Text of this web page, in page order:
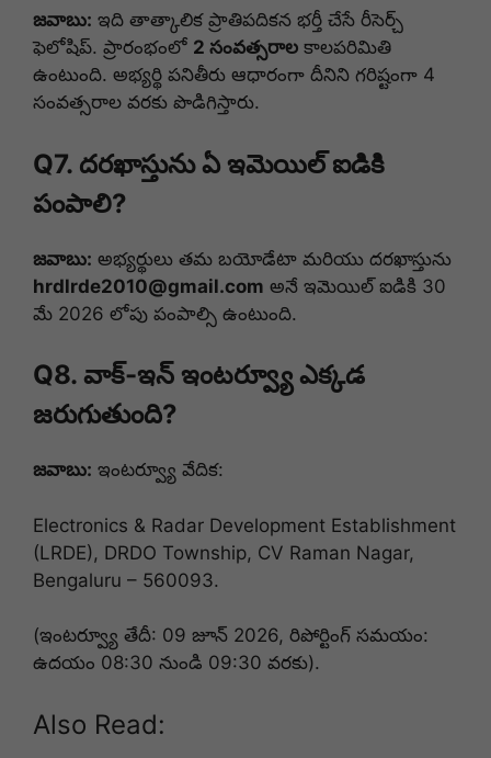
జవాబు: ఇది తాత్కాలిక ప్రాతిపదికన భర్తీ చేసే రీసెర్చ్
ఫెలోషిప్. ప్రారంభంలో 2 సంవత్సరాల కాలపరిమితి
ఉంటుంది. అభ్యర్థి పనితీరు ఆధారంగా దీనిని గరిష్టంగా 4
సంవత్సరాల వరకు పొడిగిస్తారు.
Q7. దరఖాస్తును ఏ ఇమెయిల్ ఐడికి
పంపాలి?
జవాబు: అభ్యర్థులు తమ బయోడేటా మరియు దరఖాస్తును
hrdlrde2010@gmail.com అనే ఇమెయిల్ ఐడికి 30
మే 2026 లోపు పంపాల్సి ఉంటుంది.
Q8. వాక్-ఇన్ ఇంటర్వ్యూ ఎక్కడ
జరుగుతుంది?
జవాబు: ఇంటర్వ్యూ వేదిక:
Electronics & Radar Development Establishment
(LRDE), DRDO Township, CV Raman Nagar,
Bengaluru – 560093.
(ఇంటర్వ్యూ తేదీ: 09 జూన్ 2026, రిపోర్టింగ్ సమయం:
ఉదయం 08:30 నుండి 09:30 వరకు).
Also Read: